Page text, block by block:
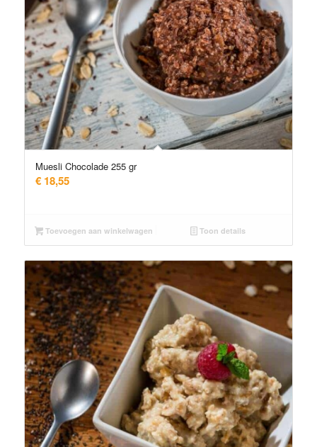
Muesli Chocolade 255 gr
€18,55
Toevoegen aan winkelwagen Toon details